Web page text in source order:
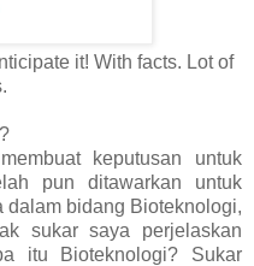
it! With facts. Lot of
?
keputusan untuk
pun ditawarkan untuk
dalam bidang Bioteknologi,
sukar saya perjelaskan
itu Bioteknologi? Sukar